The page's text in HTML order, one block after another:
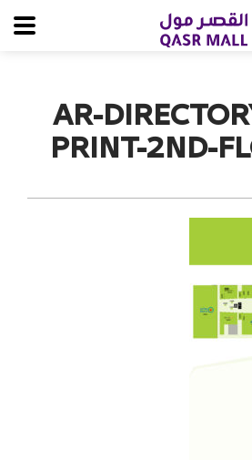
AR-
PRINT-2ND-